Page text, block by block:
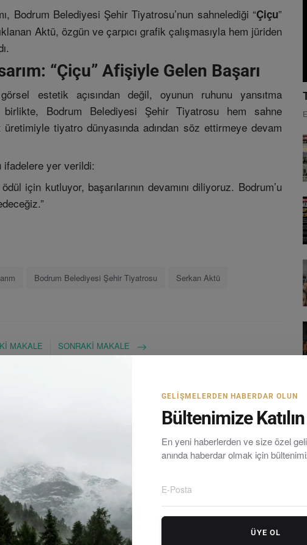
Bodrum Belediyesi Şehir Tiyatrosu’nun sahnelediği “Çiçu”
Aktü, özgün ve çarpıcı grafik çalışmasıyla hem jüriden
“Çiçu” Afişiyle Gelen Başarı
estetik açısından değil, oyunun ruhunu yansıtma
birlikte, Bodrum Belediyesi Şehir Tiyatrosu hem sahne
tiyatro dünyasında adından söz ettirmeye devam
ifadelere yer verildi:
için kutluyor, başarılarının devamını diliyoruz. Bodrum’u
Bodrum Belediyesi Şehir Tiyatrosu Serkan Aktü
MAKALE
km/saate
SONRAKI MAKALE
| Bodrum yarımadasındaki en güncel haberleri tarafsız olarak
GELIŞMELERDEN HABERDAR OLUN
Bültenimize Katılın
En yeni haberlerden ve size özel
anında haberdar olmak için
ÜYE OL